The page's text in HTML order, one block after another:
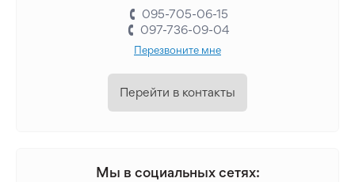
095-705-06-15
097-736-09-04
Перезвоните мне
Перейти в контакты
Мы в социальных сетях: